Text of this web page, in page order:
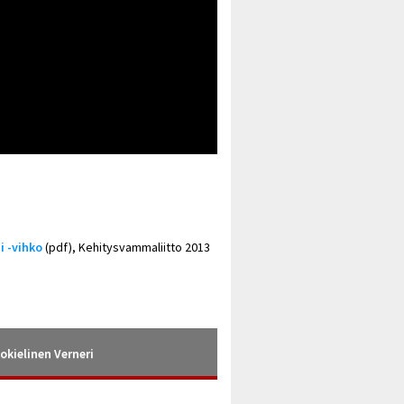
-vihko(pdf), Kehitysvammaliitto 2013
Verneri